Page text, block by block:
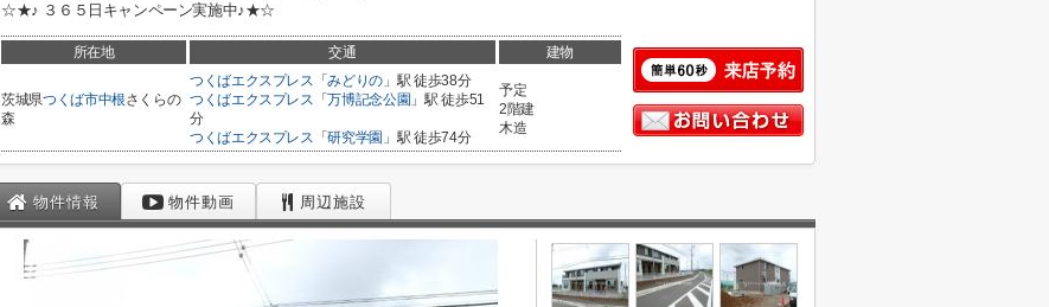
☆★♪ ３６５日キャンペーン実施中♪★☆
所在地 交通 建物
茨城県つくば市中根さくらの
森
つくばエクスプレス 「みどりの 」駅 徒歩38分
つくばエクスプレス 「万博記念公園 」駅 徒歩51
分
つくばエクスプレス 「研究学園 」駅 徒歩74分
予定
2階建
木造
物件情報 物件動画 周辺施設